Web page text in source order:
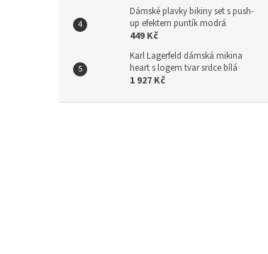
Dámské plavky bikiny set s push-
up efektem puntík modrá
449 Kč
Karl Lagerfeld dámská mikina
heart s logem tvar srdce bílá
1 927 Kč